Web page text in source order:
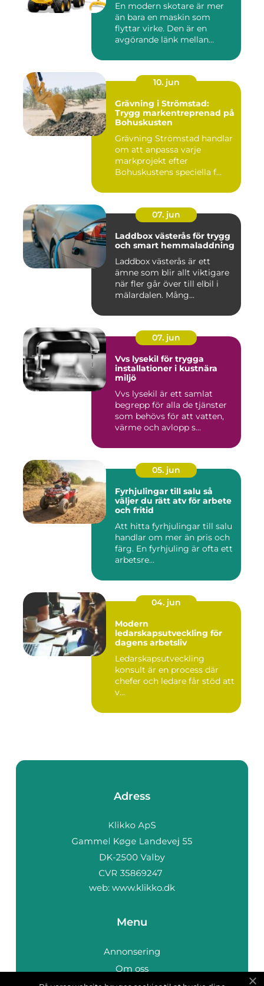
En modern skotare är mer
än bara en maskin som
flyttar virke. Den är en
avgörande länk mellan
10. jun
Grävning i Strömstad:
Trygg markentreprenad på
Bohuskusten
Grävning Strömstad handlar
om att anpassa varje
markprojekt efter
Bohuskustens speciella f...
07. jun
Laddbox västerås för trygg
och smart hemmaladdning
Laddbox västerås är ett
ämne som blir allt viktigare
när fler går över till elbil i
mälardalen. Mång...
07. jun
Vvs lysekil för trygga
installationer i kustnära
miljö
Vvs lysekil är ett samlat
begrepp för alla de tjänster
som behövs för att vatten,
värme och avlopp s...
05. jun
Fyrhjulingar till salu så
väljer du rätt atv för arbete
och fritid
Att hitta fyrhjulingar till salu
handlar om mer än pris och
färg. En fyrhjuling är ofta ett
arbetsre...
04. jun
Modern
ledarskapsutveckling för
dagens arbetsliv
Ledarskapsutveckling
konsult är en process där
chefer och ledare får stöd att
v...
Adress
web: www.klikko.dk
Menu
Annonsering
Om oss